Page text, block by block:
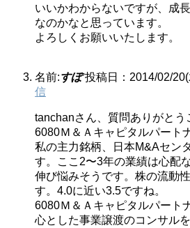
いいかわからないですが、成
なのかなと思っています。
よろしくお願いいたします。
名前:すぽ 投稿日：2014/02/
信
tanchanさん、質問ありがとう
6080Ｍ＆Ａキャピタルパート
私の主力銘柄、日本M&Aセン
す。ここ2〜3年の業績は心配
伸び悩みそうです。株の流動
す。4.0に近い3.5ですね。
6080Ｍ＆Ａキャピタルパート
心とした事業譲渡のコンサル